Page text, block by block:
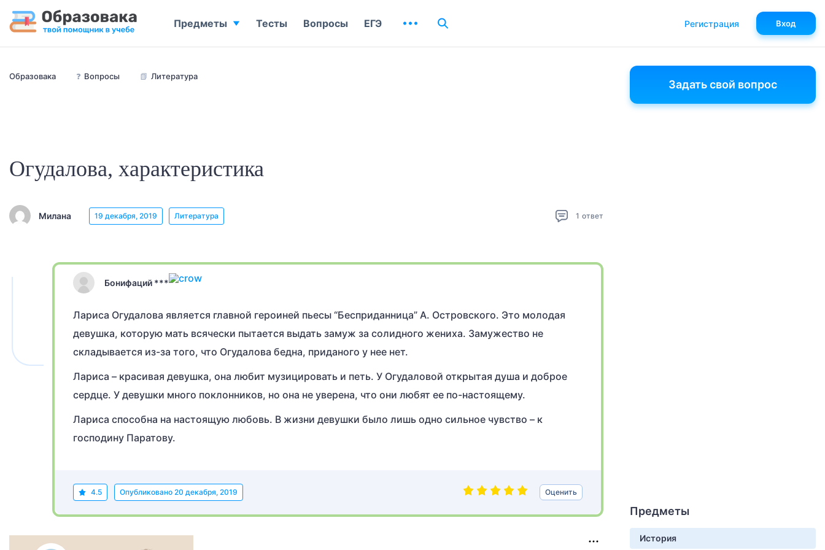
Образовака ❓ Вопросы 📗 Литература
Огудалова, характеристика
Милана 19 декабря, 2019 Литература 1 ответ
Бонифаций ***
Лариса Огудалова является главной героиней пьесы “Бесприданница” А. Островского. Это молодая
девушка, которую мать всячески пытается выдать замуж за солидного жениха. Замужество не
складывается из-за того, что Огудалова бедна, приданого у нее нет.
Лариса – красивая девушка, она любит музицировать и петь. У Огудаловой открытая душа и доброе
сердце. У девушки много поклонников, но она не уверена, что они любят ее по-настоящему.
Лариса способна на настоящую любовь. В жизни девушки было лишь одно сильное чувство – к
господину Паратову.
4.5 Опубликовано 20 декабря, 2019 Оценить
Задать свой вопрос
Предметы
История
Предметы Тесты Вопросы ЕГЭ Регистрация Вход